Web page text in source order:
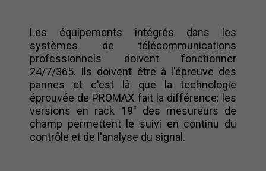
Les équipements intégrés dans les
systèmes de télécommunications
professionnels doivent fonctionner
24/7/365. Ils doivent être à l'épreuve des
pannes et c'est là que la technologie
éprouvée de PROMAX fait la différence: les
versions en rack 19" des mesureurs de
champ permettent le suivi en continu du
contrôle et de l'analyse du signal.